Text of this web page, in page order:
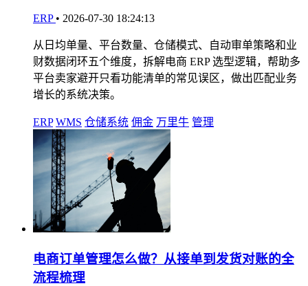
ERP • 2026-07-30 18:24:13
从日均单量、平台数量、仓储模式、自动审单策略和业
财数据闭环五个维度，拆解电商 ERP 选型逻辑，帮助多
平台卖家避开只看功能清单的常见误区，做出匹配业务
增长的系统决策。
ERP WMS 仓储系统 佣金 万里牛 管理
电商订单管理怎么做？从接单到发货对账的全
流程梳理